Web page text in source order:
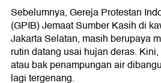
Sebelumnya, Gereja Protestan
(GPIB) Jemaat Sumber Kasih di
Jakarta Selatan, masih berupaya
rutin datang usai hujan deras.
atau bak penampungan air
lagi tergenang.